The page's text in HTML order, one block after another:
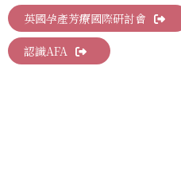
英國孕產芳療國際研討會
認識AFA